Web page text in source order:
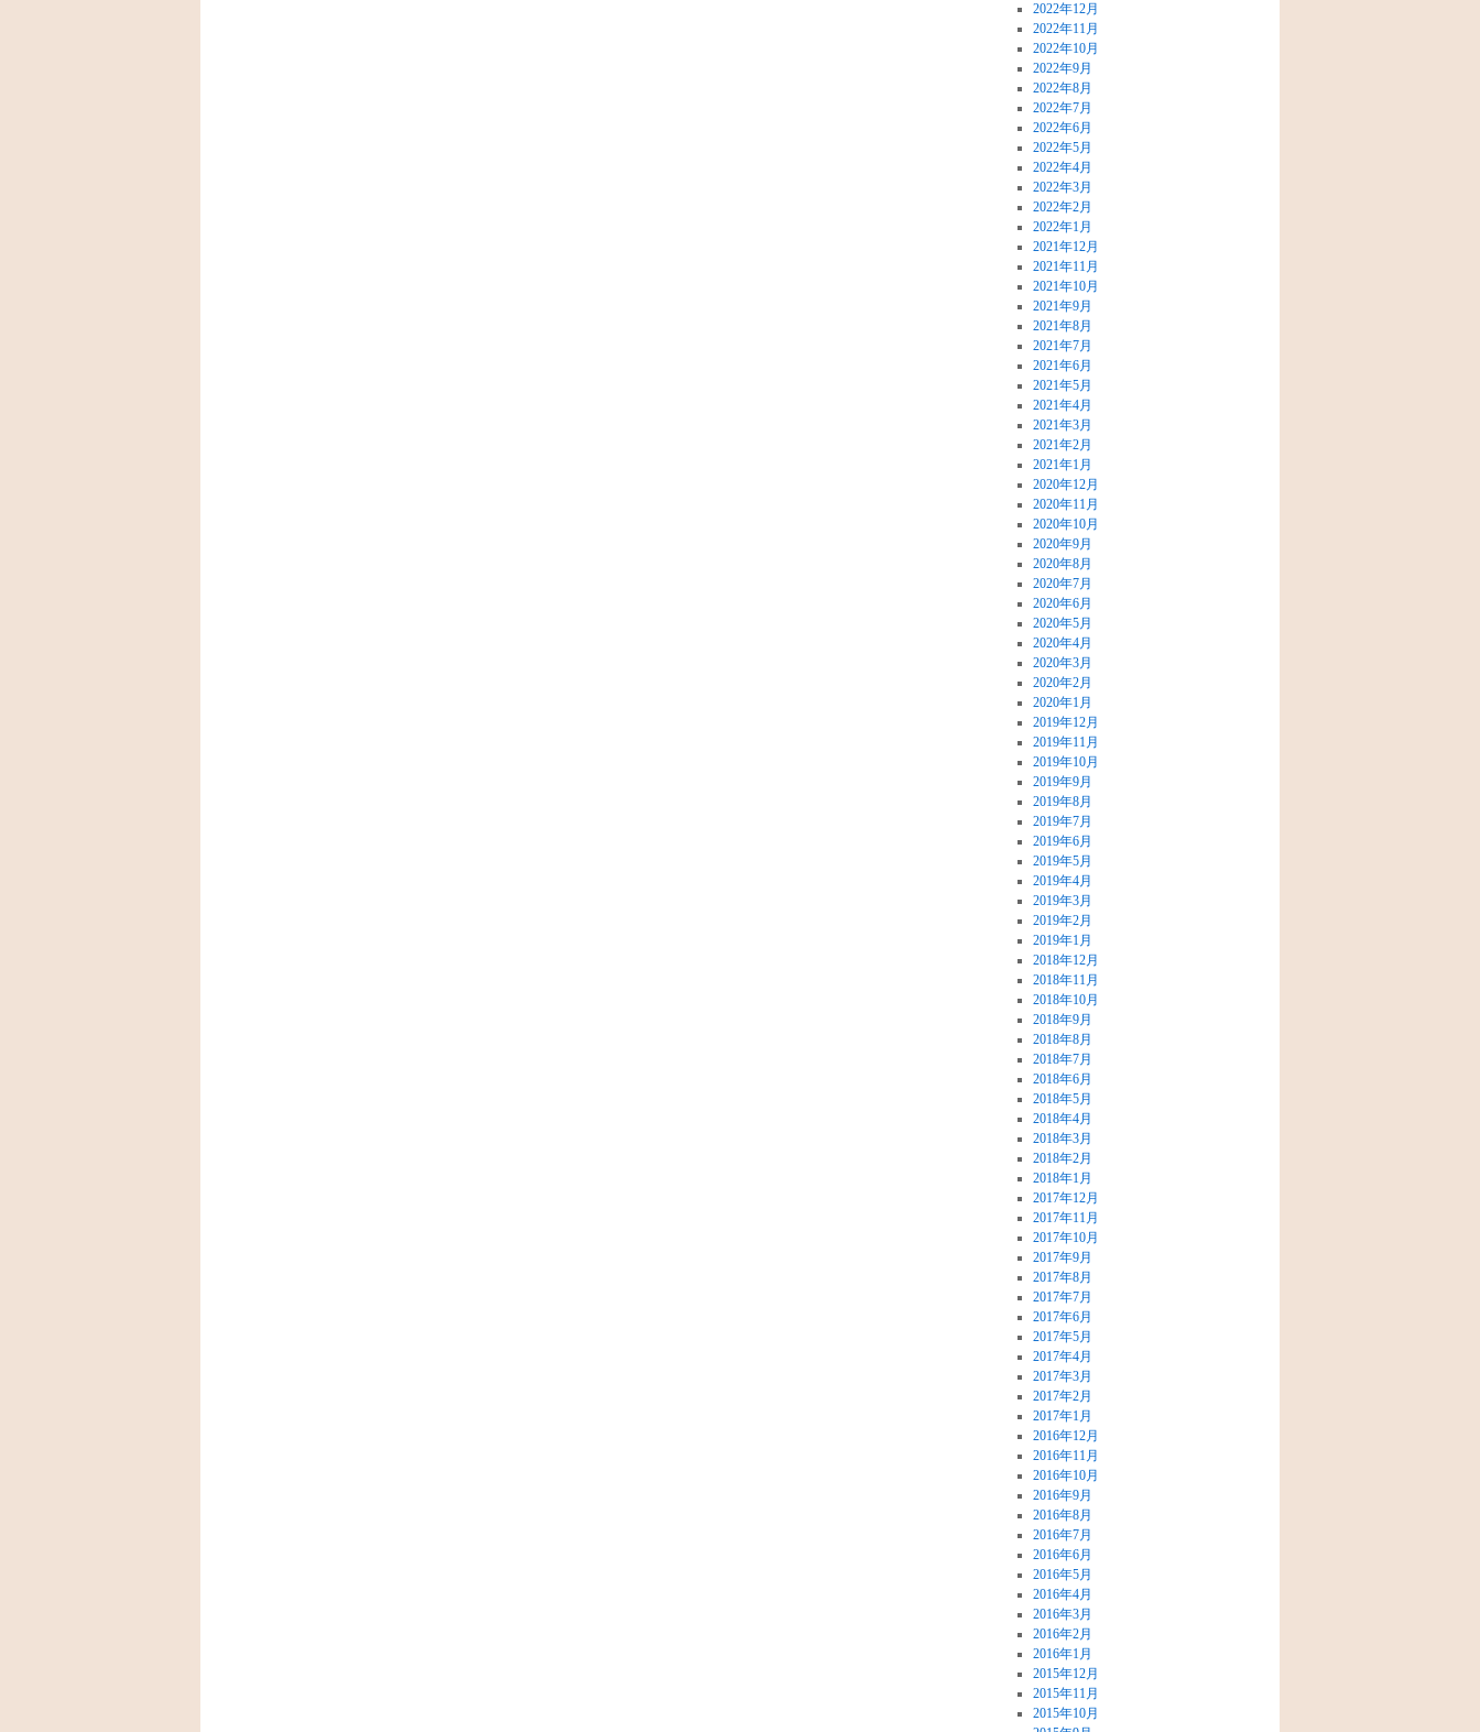
2022年12月
2022年11月
2022年10月
2022年9月
2022年8月
2022年7月
2022年6月
2022年5月
2022年4月
2022年3月
2022年2月
2022年1月
2021年12月
2021年11月
2021年10月
2021年9月
2021年8月
2021年7月
2021年6月
2021年5月
2021年4月
2021年3月
2021年2月
2021年1月
2020年12月
2020年11月
2020年10月
2020年9月
2020年8月
2020年7月
2020年6月
2020年5月
2020年4月
2020年3月
2020年2月
2020年1月
2019年12月
2019年11月
2019年10月
2019年9月
2019年8月
2019年7月
2019年6月
2019年5月
2019年4月
2019年3月
2019年2月
2019年1月
2018年12月
2018年11月
2018年10月
2018年9月
2018年8月
2018年7月
2018年6月
2018年5月
2018年4月
2018年3月
2018年2月
2018年1月
2017年12月
2017年11月
2017年10月
2017年9月
2017年8月
2017年7月
2017年6月
2017年5月
2017年4月
2017年3月
2017年2月
2017年1月
2016年12月
2016年11月
2016年10月
2016年9月
2016年8月
2016年7月
2016年6月
2016年5月
2016年4月
2016年3月
2016年2月
2016年1月
2015年12月
2015年11月
2015年10月